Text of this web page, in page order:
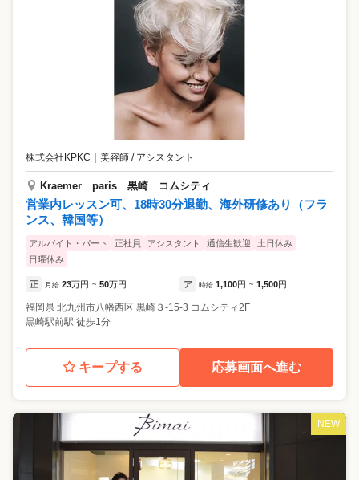
株式会社KPKC 美容師 / アシスタント
Kraemer paris 黒崎 コムシティ
営業内レッスン可、18時30分退勤、海外研修あり（フラ
ンス、韓国等）
アルバイト・パート 正社員 アシスタント 通信生歓迎
土日休み
日曜休み
正 月給 23万円 ~ 50万円 ア 時給 1,100円 ~ 1,500円
福岡県 北九州市八幡西区 黒崎３-15-3 コムシティ2F
黒崎駅前駅 徒歩1分
キープする 応募画面へ進む
NEW